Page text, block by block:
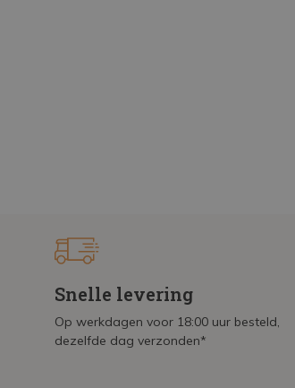
Snelle levering
Op werkdagen voor 18:00 uur besteld,
dezelfde dag verzonden*